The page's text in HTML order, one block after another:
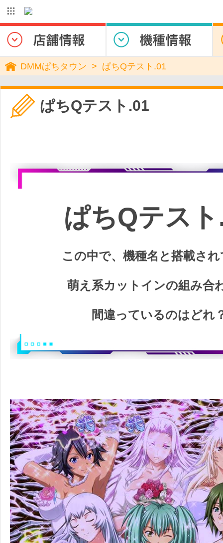
DMMぱちタウン ぱちQテスト.01
ぱちQテスト.01
ぱちQテス
この中で、機種名と搭載さ
萌え系カットインの組み合
間違っているのはどれ